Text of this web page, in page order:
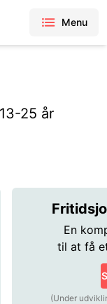
Menu
25 år
En
til at få
(Under